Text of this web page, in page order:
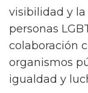
visibilidad y la
personas
colaboración
organismos
igualdad y